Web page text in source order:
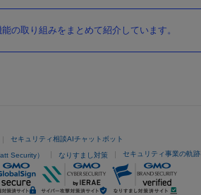
の取り組みをまとめて紹介しています。
セキュリティ相談AIチャットボット
Security） なりすまし対策 セキュリティ事業の軌跡